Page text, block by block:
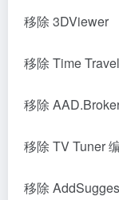
移除 3DViewer
移除 Time
移除
移除 TV Tuner
移除